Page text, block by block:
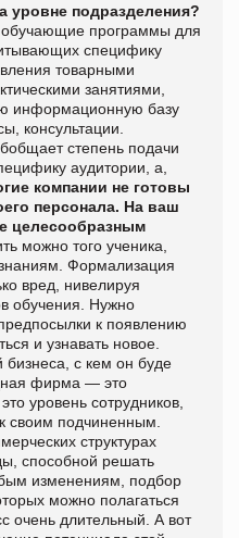
уровне подразделения?
обучающие программы для
специфику
товарными
занятиями,
информационную базу
консультации.
степень подачи
аудитории, а,
компании не готовы
персонала. На ваш
целесообразным
можно того ученика,
Формализация
вред, нивелируя
обучения. Нужно
к появлению
и узнавать новое.
с кем он буде
фирма — это
уровень сотрудников,
своим подчиненным.
структурах
способной решать
изменениям, подбор
можно полагаться
очень длительный. А вот